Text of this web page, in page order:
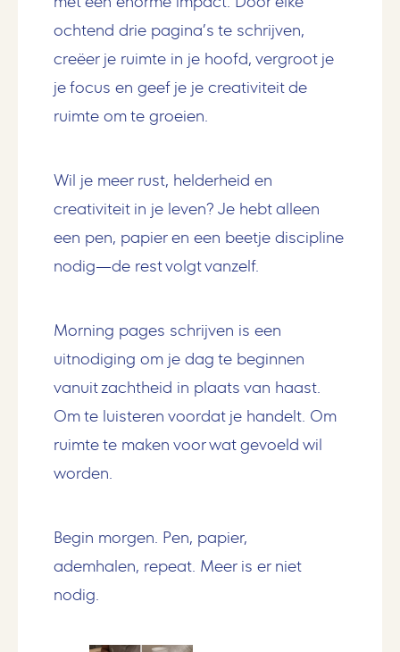
ochtend drie pagina’s te schrijven,
creëer je ruimte in je hoofd, vergroot je
je focus en geef je je creativiteit de
ruimte om te groeien.
Wil je meer rust, helderheid en
creativiteit in je leven? Je hebt alleen
een pen, papier en een beetje discipline
nodig—de rest volgt vanzelf.
Morning pages schrijven is een
uitnodiging om je dag te beginnen
vanuit zachtheid in plaats van haast.
Om te luisteren voordat je handelt. Om
ruimte te maken voor wat gevoeld wil
worden.
Begin morgen. Pen, papier,
ademhalen, repeat. Meer is er niet
nodig.